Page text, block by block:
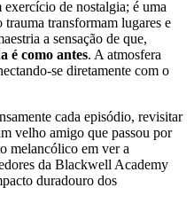
de nostalgia; é uma
transformam lugares e
a sensação de que,
é como antes. A atmosfera
se diretamente com o
cada episódio, revisitar
velho amigo que passou por
melancólico em ver a
da Blackwell Academy
duradouro dos